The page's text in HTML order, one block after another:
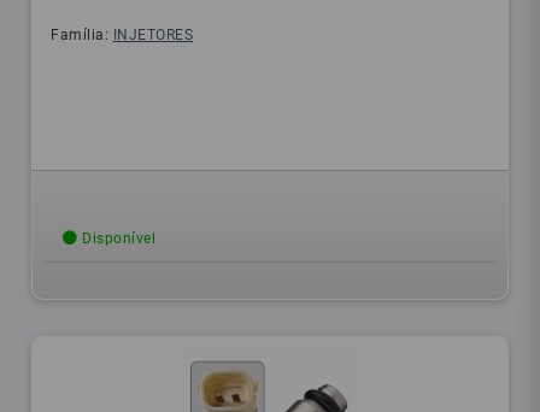
Família: INJETORES
Disponível